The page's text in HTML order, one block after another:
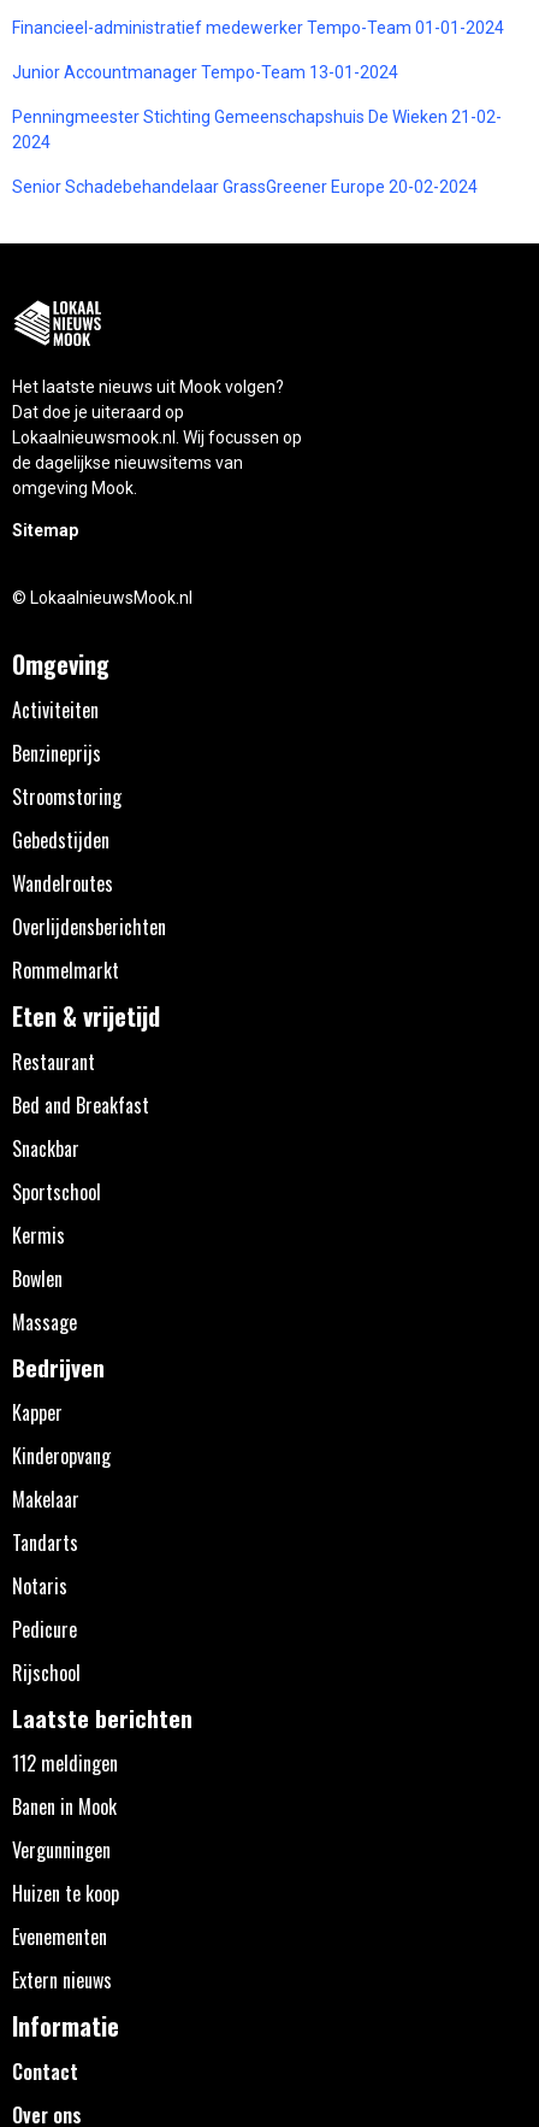
Financieel-administratief medewerker Tempo-Team 01-01-2024
Junior Accountmanager Tempo-Team 13-01-2024
Penningmeester Stichting Gemeenschapshuis De Wieken 21-02-
2024
Senior Schadebehandelaar GrassGreener Europe 20-02-2024
Het laatste nieuws uit Mook volgen?
Dat doe je uiteraard op
Lokaalnieuwsmook.nl. Wij focussen op
de dagelijkse nieuwsitems van
omgeving Mook.
Sitemap
© LokaalnieuwsMook.nl
Omgeving
Activiteiten
Benzineprijs
Stroomstoring
Gebedstijden
Wandelroutes
Overlijdensberichten
Rommelmarkt
Eten & vrijetijd
Restaurant
Bed and Breakfast
Snackbar
Sportschool
Kermis
Bowlen
Massage
Bedrijven
Kapper
Kinderopvang
Makelaar
Tandarts
Notaris
Pedicure
Rijschool
Laatste berichten
112 meldingen
Banen in Mook
Vergunningen
Huizen te koop
Evenementen
Extern nieuws
Informatie
Contact
Over ons